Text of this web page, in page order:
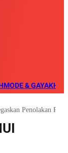
MODE & GAYA
Penolakan